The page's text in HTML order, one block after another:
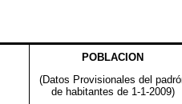
POBLACION
(Datos Provisionales del
de habitantes de 1-1-2009)